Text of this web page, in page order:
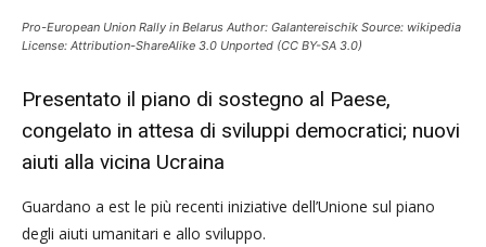
Pro-European Union Rally in Belarus Author: Galantereischik Source: wikipedia
License: Attribution-ShareAlike 3.0 Unported (CC BY-SA 3.0)
Presentato il piano di sostegno al Paese,
congelato in attesa di sviluppi democratici; nuovi
aiuti alla vicina Ucraina
Guardano a est le più recenti iniziative dell’Unione sul piano
degli aiuti umanitari e allo sviluppo.